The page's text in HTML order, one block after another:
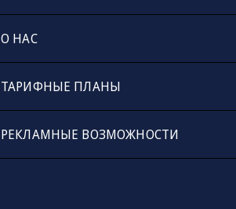
О НАС
ТАРИФНЫЕ ПЛАНЫ
РЕКЛАМНЫЕ ВОЗМОЖНОСТИ